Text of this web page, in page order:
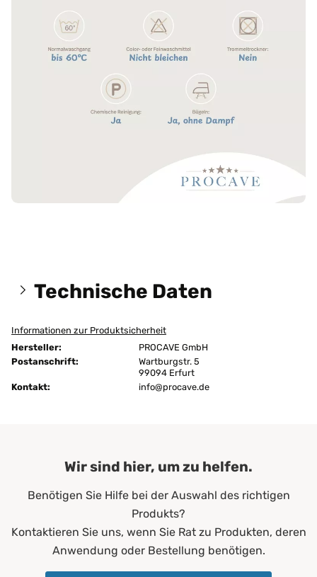
Technische Daten
Größen: 170x210 cm
Ausführung:
versteppt
3-lagig
Chemische Reinigung: ja
Farbe: Weiß
Füll-Material: 100 % Baumwolle
Füllgewicht: 500 g/m²
Informationen zur Produktsicherheit
Hersteller:
PROCAVE GmbH
Postanschrift:
Wartburgstr. 5
99094 Erfurt
Kontakt:
info@procave.de
Wir sind hier, um zu helfen.
Benötigen Sie Hilfe bei der Auswahl des richtigen
Produkts?
Kontaktieren Sie uns, wenn Sie Rat zu Produkten, deren
Anwendung oder Bestellung benötigen.